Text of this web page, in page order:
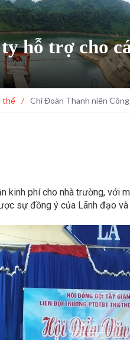
hỗ trợ cho
thể / Chi Đoàn Thanh niên
kinh phí cho nhà trường,
sự đồng ý của Lãnh đạo